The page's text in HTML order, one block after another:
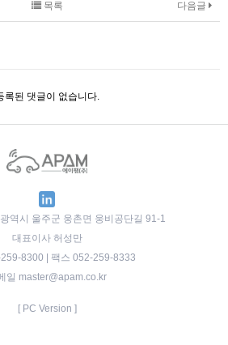
다음글
목록
록된 댓글이 없습니다.
역시 울주군 웅촌면 웅비공단길 91-1
대표이사 허성만
8300 | 팩스 052-259-8333
일 master@apam.co.kr
[ PC Version ]